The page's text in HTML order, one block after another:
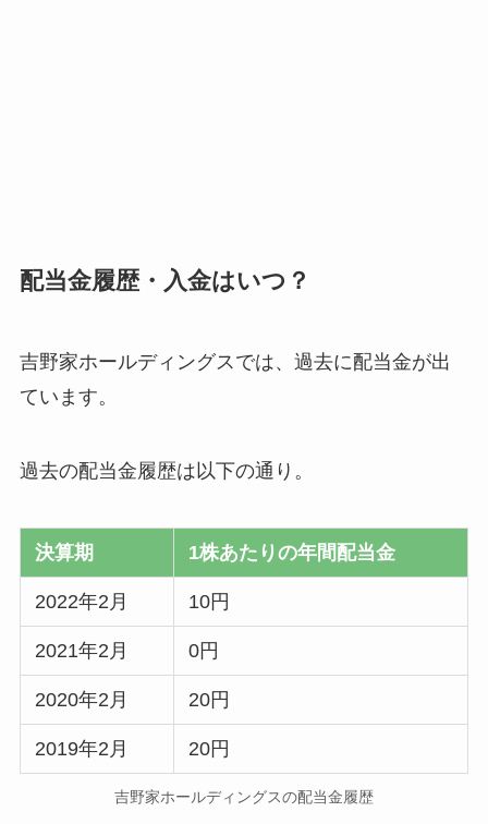
配当金履歴・入金はいつ？
吉野家ホールディングスでは、過去に配当金が出
ています。
過去の配当金履歴は以下の通り。
決算期 1株あたりの年間配当金
2022年2月 10円
2021年2月 0円
2020年2月 20円
2019年2月 20円
吉野家ホールディングスの配当金履歴